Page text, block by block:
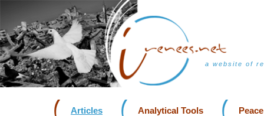
a website of
Articles Analytical Tools